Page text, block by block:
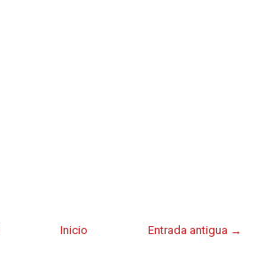
Entrada antigua →
Inicio